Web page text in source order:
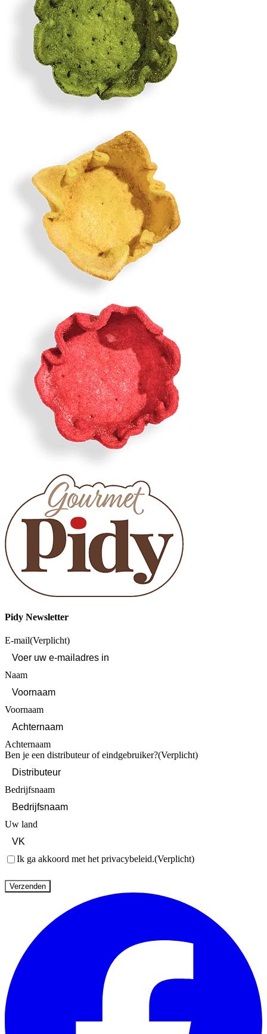
Pidy Newsletter
E-mail(Verplicht)
Naam
Voornaam
Achternaam
Ben je een distributeur of eindgebruiker?(Verplicht)
Bedrijfsnaam
Uw land
Toestemming(Verplicht)
Ik ga akkoord met het privacybeleid.(Verplicht)